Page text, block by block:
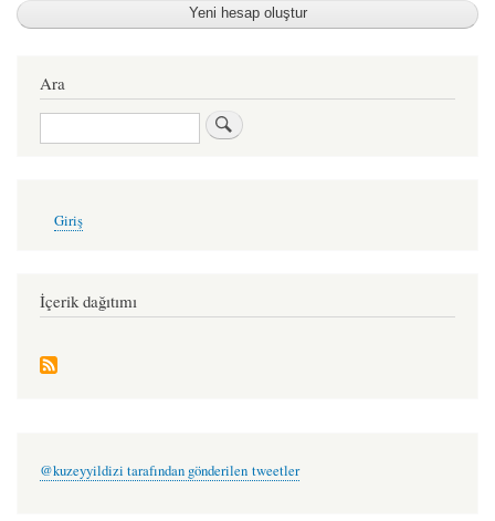
Ara
Ara
account
Giriş
İçerik dağıtımı
@kuzeyyildizi tarafından gönderilen tweetler